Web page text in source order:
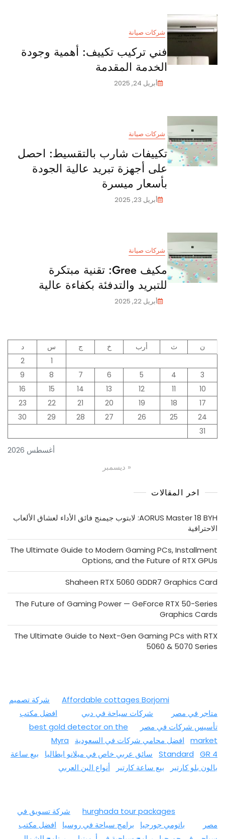
شركات صيانة
فني تركيب تكييف: أهمية وجودة
الخدمة المقدمة
أبريل 24, 2025
شركات صيانة
تكييفات شارب بالتقسيط: احصل
على أجهزة تبريد عالية الجودة
بأسعار ميسرة
أبريل 23, 2025
شركات صيانة
مكيف Gree: تقنية مبتكرة
للتبريد والتدفئة بكفاءة عالية
أبريل 22, 2025
أغسطس 2026
ن ث أرب خ ج س
د
1
2
3
4
5
6
7
8
9
10
11
12
13
14
15
16
17
18
19
20
21
22
23
24
25
26
27
28
29
30
31
« ديسمبر
اخر المقالات
AORUS Master 18 BYH: لابتوب جيمنج فائق الأداء لعشاق الألعاب
الاحترافية
The Ultimate Guide to Modern Gaming PCs, Installment
Options, and the Future of RTX GPUs
Shaheen RTX 5060 GDDR7 Graphics Card
The Future of Gaming Power — GeForce RTX 50-Series
Graphics Cards
The Ultimate Guide to Next-Gen Gaming PCs with RTX
5060 & 5070 Series
Affordable cottages Borjomi
شركة تصميم
متاجر في مصر
شركات سياحة في دبي
افضل مكتب
تأسيس شركات في مصر
best gold detector on the
market
افضل محامي شركات في السعودية
Myra
Standard
GR 4 سائق عربي خاص في ميلانو ايطاليا
بيع ساعة
بالون بلو كارتير
بيع ساعة كارتير أنواع البن العربي
hurghada tour packages
شركة تسويق في
مصر
باتومي جورجيا برامج سياحة في روسيا
افضل مكتب